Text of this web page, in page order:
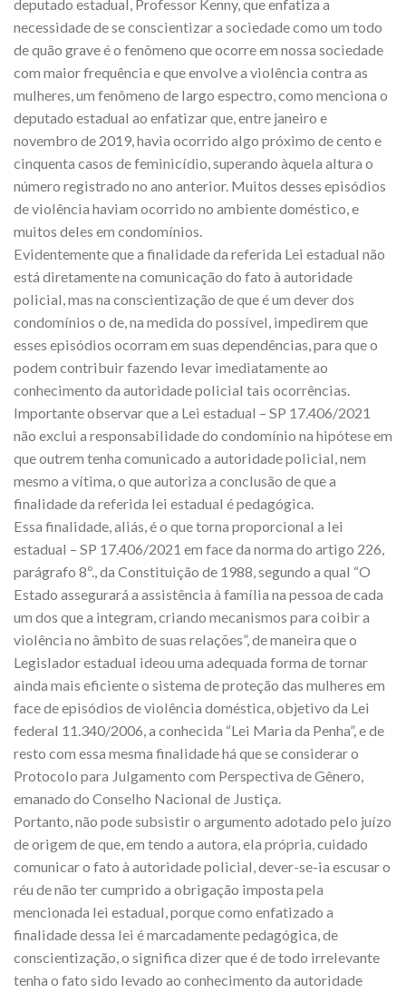
deputado estadual, Professor Kenny, que enfatiza a
necessidade de se conscientizar a sociedade como um todo
de quão grave é o fenômeno que ocorre em nossa sociedade
com maior frequência e que envolve a violência contra as
mulheres, um fenômeno de largo espectro, como menciona o
deputado estadual ao enfatizar que, entre janeiro e
novembro de 2019, havia ocorrido algo próximo de cento e
cinquenta casos de feminicídio, superando àquela altura o
número registrado no ano anterior. Muitos desses episódios
de violência haviam ocorrido no ambiente doméstico, e
muitos deles em condomínios.
Evidentemente que a finalidade da referida Lei estadual não
está diretamente na comunicação do fato à autoridade
policial, mas na conscientização de que é um dever dos
condomínios o de, na medida do possível, impedirem que
esses episódios ocorram em suas dependências, para que o
podem contribuir fazendo levar imediatamente ao
conhecimento da autoridade policial tais ocorrências.
Importante observar que a Lei estadual – SP 17.406/2021
não exclui a responsabilidade do condomínio na hipótese em
que outrem tenha comunicado a autoridade policial, nem
mesmo a vítima, o que autoriza a conclusão de que a
finalidade da referida lei estadual é pedagógica.
Essa finalidade, aliás, é o que torna proporcional a lei
estadual – SP 17.406/2021 em face da norma do artigo 226,
parágrafo 8º., da Constituição de 1988, segundo a qual “O
Estado assegurará a assistência à família na pessoa de cada
um dos que a integram, criando mecanismos para coibir a
violência no âmbito de suas relações”, de maneira que o
Legislador estadual ideou uma adequada forma de tornar
ainda mais eficiente o sistema de proteção das mulheres em
face de episódios de violência doméstica, objetivo da Lei
federal 11.340/2006, a conhecida “Lei Maria da Penha”, e de
resto com essa mesma finalidade há que se considerar o
Protocolo para Julgamento com Perspectiva de Gênero,
emanado do Conselho Nacional de Justiça.
Portanto, não pode subsistir o argumento adotado pelo juízo
de origem de que, em tendo a autora, ela própria, cuidado
comunicar o fato à autoridade policial, dever-se-ia escusar o
réu de não ter cumprido a obrigação imposta pela
mencionada lei estadual, porque como enfatizado a
finalidade dessa lei é marcadamente pedagógica, de
conscientização, o significa dizer que é de todo irrelevante
tenha o fato sido levado ao conhecimento da autoridade